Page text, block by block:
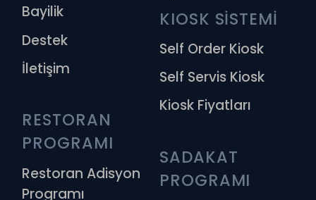
Bayilik
Destek
İletişim
RESTORAN
PROGRAMI
Restoran Adisyon
Programı
KIOSK SİSTEMİ
Self Order Kiosk
Self Servis Kiosk
Kiosk Fiyatları
SADAKAT
PROGRAMI